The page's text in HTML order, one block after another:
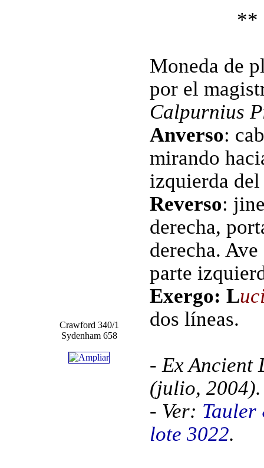
Crawford 340/1
Sydenham 658
**
Moneda de
por el
Calpurnius
Anverso:
mirando
izquierda
Reverso:
derecha,
derecha.
parte
Exergo: L
dos líneas.
- Ex Ancient
(julio, 2004).
- Ver: Tauler
lote 3022.